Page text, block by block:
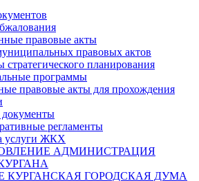
правовые акты
правовых актов
стратегического планирования
программы
правовые акты для прохождения
регламенты
услуги ЖКХ
АДМИНИСТРАЦИЯ
КУРГАНСКАЯ ГОРОДСКАЯ ДУМА